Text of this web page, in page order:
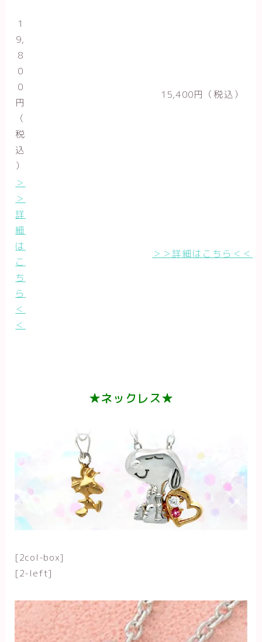
1
9,
8
0
0
円
（
税
込
）
15,400円（税込）
＞
＞
詳
細
は
こ
ち
ら
＜
＜
＞＞詳細はこちら＜＜
★ネックレス★
[2col-box]
[2-left]